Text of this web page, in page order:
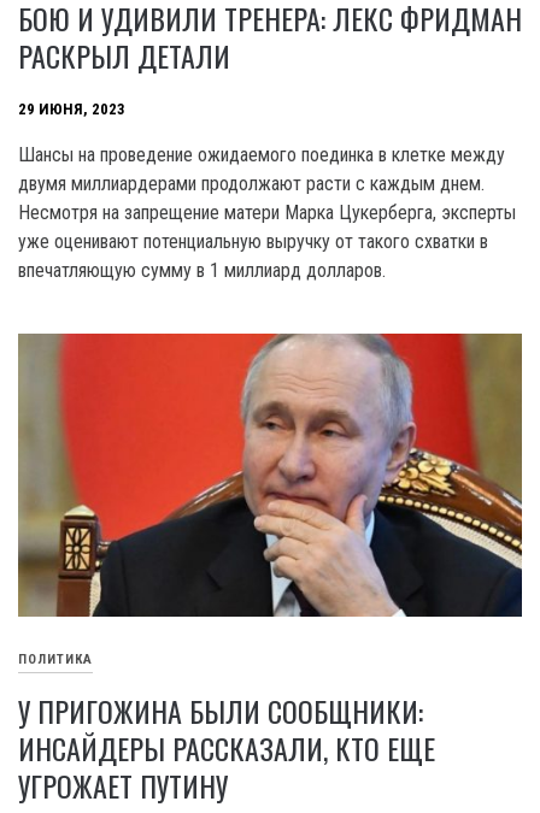
БОЮ И УДИВИЛИ ТРЕНЕРА: ЛЕКС ФРИДМАН
РАСКРЫЛ ДЕТАЛИ
29 ИЮНЯ, 2023
Шансы на проведение ожидаемого поединка в клетке между
двумя миллиардерами продолжают расти с каждым днем.
Несмотря на запрещение матери Марка Цукерберга, эксперты
уже оценивают потенциальную выручку от такого схватки в
впечатляющую сумму в 1 миллиард долларов.
ПОЛИТИКА
У ПРИГОЖИНА БЫЛИ СООБЩНИКИ:
ИНСАЙДЕРЫ РАССКАЗАЛИ, КТО ЕЩЕ
УГРОЖАЕТ ПУТИНУ